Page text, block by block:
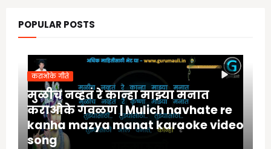
POPULAR POSTS
कराओके गीते
मुळीच नव्हतं रे कान्हा माझ्या मनात
कराओके गवळण | Mulich navhate re
kanha mazya manat karaoke video
song